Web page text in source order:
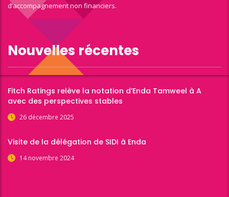
d’accompagnement non financiers.
Nouvelles récentes
Fitch Ratings relève la notation d’Enda Tamweel à A
avec des perspectives stables
26 décembre 2025
Visite de la délégation de SIDI à Enda
14 novembre 2024